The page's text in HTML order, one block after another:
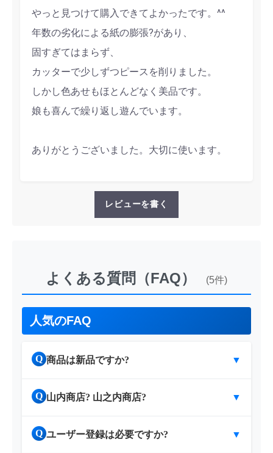
やっと見つけて購入できてよかったです。^^
年数の劣化による紙の膨張?があり、
固すぎてはまらず、
カッターで少しずつピースを削りました。
しかし色あせもほとんどなく美品です。
娘も喜んで繰り返し遊んでいます。
ありがとうございました。大切に使います。
レビューを書く
よくある質問（FAQ） (5件)
人気のFAQ
Q 商品は新品ですか? ▼
Q 山内商店? 山之内商店? ▼
Q ユーザー登録は必要ですか? ▼